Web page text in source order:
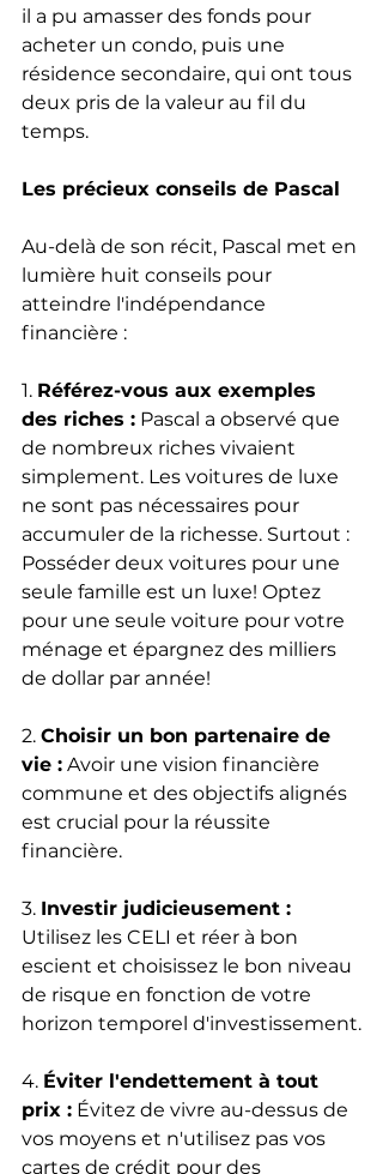
il a pu amasser des fonds pour
acheter un condo, puis une
résidence secondaire, qui ont tous
deux pris de la valeur au fil du
temps.
Les précieux conseils de Pascal
Au-delà de son récit, Pascal met en
lumière huit conseils pour
atteindre l'indépendance
financière :
1. Référez-vous aux exemples
des riches : Pascal a observé que
de nombreux riches vivaient
simplement. Les voitures de luxe
ne sont pas nécessaires pour
accumuler de la richesse. Surtout :
Posséder deux voitures pour une
seule famille est un luxe! Optez
pour une seule voiture pour votre
ménage et épargnez des milliers
de dollar par année!
2. Choisir un bon partenaire de
vie : Avoir une vision financière
commune et des objectifs alignés
est crucial pour la réussite
financière.
3. Investir judicieusement :
Utilisez les CELI et réer à bon
escient et choisissez le bon niveau
de risque en fonction de votre
horizon temporel d'investissement.
4. Éviter l'endettement à tout
prix : Évitez de vivre au-dessus de
vos moyens et n'utilisez pas vos
cartes de crédit pour des